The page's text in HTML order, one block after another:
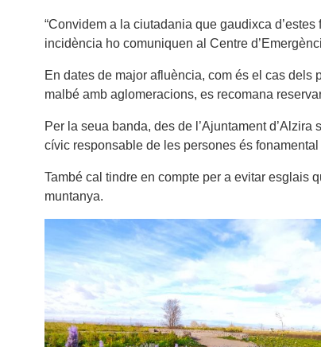
“Convidem a la ciutadania que gaudixca
incidència ho comuniquen al Centre
En dates de major afluència, com és el cas dels
malbé amb aglomeracions, es recomana
Per la seua banda, des de l’Ajuntament
cívic responsable de les persones és
També cal tindre en compte per a evitar esglais
muntanya.